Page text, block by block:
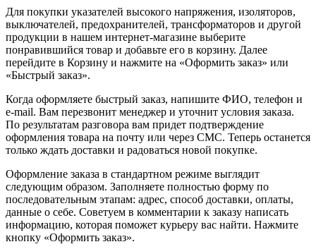
Для покупки указателей высокого напряжения, изоляторов,
выключателей, предохранителей, трансформаторов и другой
продукции в нашем интернет-магазине выберите
понравившийся товар и добавьте его в корзину. Далее
перейдите в Корзину и нажмите на «Оформить заказ» или
«Быстрый заказ».
Когда оформляете быстрый заказ, напишите ФИО, телефон и
e-mail. Вам перезвонит менеджер и уточнит условия заказа.
По результатам разговора вам придет подтверждение
оформления товара на почту или через СМС. Теперь останется
только ждать доставки и радоваться новой покупке.
Оформление заказа в стандартном режиме выглядит
следующим образом. Заполняете полностью форму по
последовательным этапам: адрес, способ доставки, оплаты,
данные о себе. Советуем в комментарии к заказу написать
информацию, которая поможет курьеру вас найти. Нажмите
кнопку «Оформить заказ».